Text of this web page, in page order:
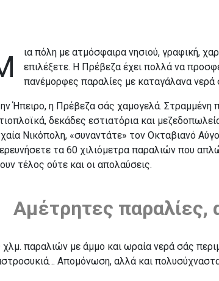
ια πόλη με ατμόσφαιρα νησιού, γραφική,
επιλέξετε. Η Πρέβεζα έχει πολλά να
πανέμορφες παραλίες με καταγάλανα
Ήπειρο, η Πρέβεζα σάς χαμογελά. Στραμμένη
δεκάδες εστιατόρια και
Νικόπολη, «συναντάτε» τον Οκταβιανό
τα 60 χιλιόμετρα παραλιών που
τέλος ούτε και οι απολαύσεις.
Αμέτρητες παραλίες,
χλμ. παραλιών με άμμο και ωραία νερά σάς
Απομόνωση, αλλά και